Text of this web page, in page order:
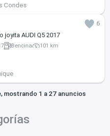
Condes
6
joyita AUDI Q5 2017
Bencina 101 km
mostrando 1 a 27 anuncios